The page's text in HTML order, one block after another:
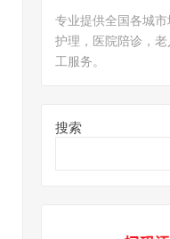
专业提供全国各城
护理，医院陪诊，
工服务。
搜索